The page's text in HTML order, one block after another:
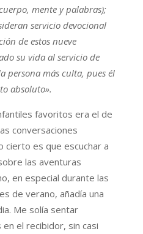
mente y palabras);
servicio devocional
de estos nueve
su vida al servicio de
persona más culta, pues él
absoluto».
favoritos era el de
conversaciones
cierto es que escuchar a
las aventuras
en especial durante las
de verano, añadía una
Me solía sentar
en el recibidor, sin casi